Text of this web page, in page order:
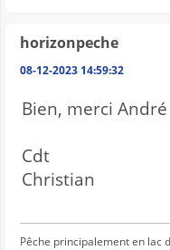
horizonpeche
08-12-2023 14:59:32
Bien, merci André
Cdt
Christian
Pêche principalement en lac